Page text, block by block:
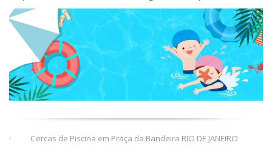
· Cercas de Piscina em Praça da Bandeira RIO DE JANEIRO